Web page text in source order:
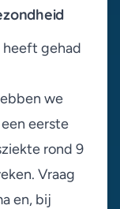
gehad
we
eerste
rond 9
Vraag
en, bij